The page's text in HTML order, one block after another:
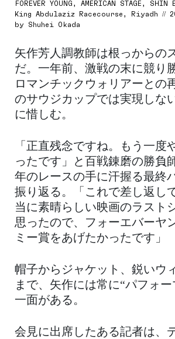
FOREVER YOUNG, AMERICAN STAGE, SHIN
King Abdulaziz Racecourse, Riyadh //
by Shuhei Okada
矢作芳人調教師は根っからの
だ。一年前、激戦の末に競り
ロマンチックウォリアーとの
のサウジカップでは実現しな
に惜しむ。
「正直残念ですね。もう一度
ったです」と百戦錬磨の勝負
年のレースの手に汗握る最終
振り返る。「これで差し返し
当に素晴らしい映画のラスト
思ったので、フォーエバーヤ
ミー賞をあげたかったです」
帽子からジャケット、鋭いウ
まで、矢作には常に“パフォ
一面がある。
会見に出席したある記者は、